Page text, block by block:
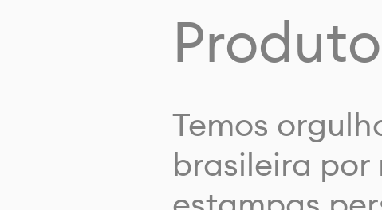
Temos
brasileira por